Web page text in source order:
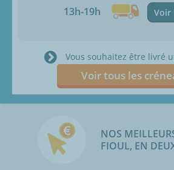
13h-19h Voir
Vous souhaitez être livré
Voir tous les
NOS
FIOUL, EN